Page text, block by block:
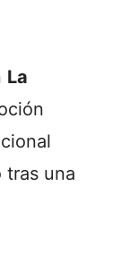
La
tras una